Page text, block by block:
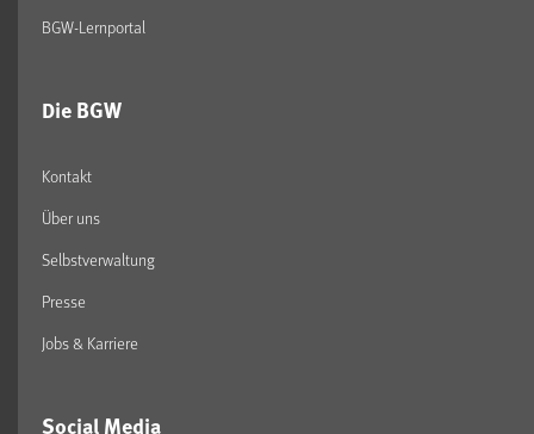
BGW-Lernportal
Die BGW
Kontakt
Über uns
Selbstverwaltung
Presse
Jobs & Karriere
Social Media